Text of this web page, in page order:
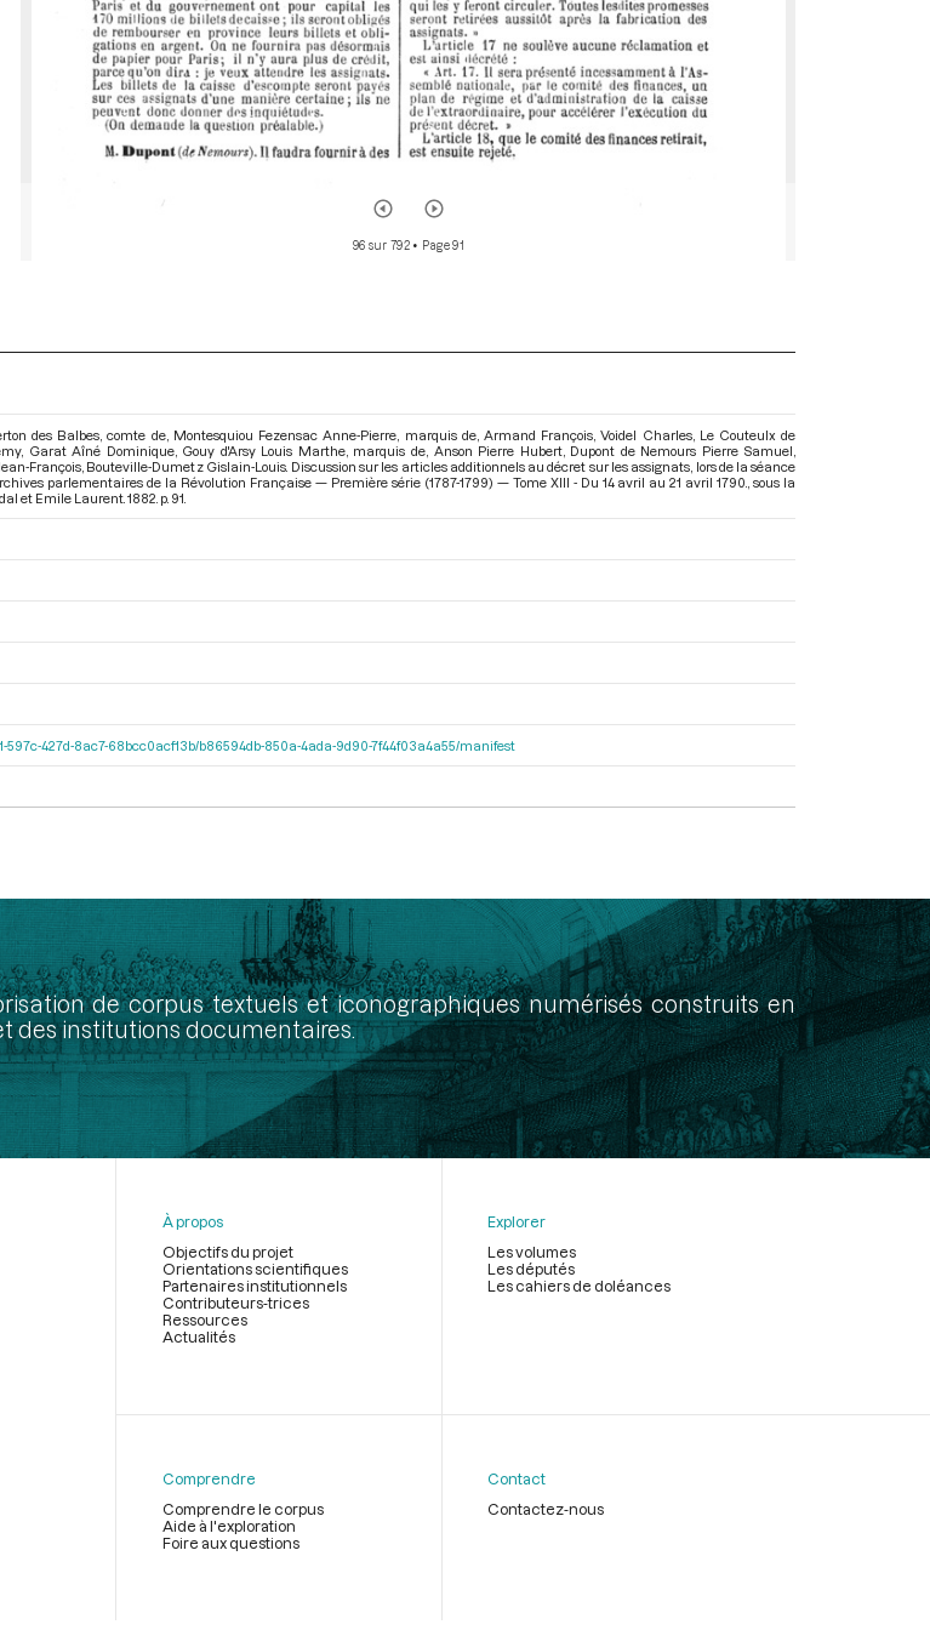
96 sur 792• Page 91
des Balbes, comte de, Montesquiou Fezensac Anne-Pierre, marquis de, Armand François, Voidel Charles, Le Couteulx de
Garat Aîné Dominique, Gouy d'Arsy Louis Marthe, marquis de, Anson Pierre Hubert, Dupont de Nemours Pierre Samuel,
François, Bouteville-Dumetz Gislain-Louis. Discussion sur les articles additionnels au décret sur les assignats, lors de la séance
parlementaires de la Révolution Française — Première série (1787-1799) — Tome XIII - Du 14 avril au 21 avril 1790. , sous la
et Emile Laurent. 1882. p. 91.
597c-427d-8ac7-68bcc0acf13b/b86594db-850a-4ada-9d90-7f44f03a4a55/manifest
de corpus textuels et iconographiques numérisés construits en
des institutions documentaires.
page
À propos
Objectifs du projet
Orientations scientifiques
Partenaires institutionnels
Contributeurs-trices
Ressources
Actualités
Explorer
Les volumes
Les députés
Les cahiers de doléances
Comprendre
Comprendre le corpus
Aide à l'exploration
Foire aux questions
Contact
Contactez-nous